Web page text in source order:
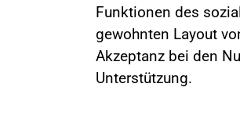
Funktionen des
gewohnten Layout
Akzeptanz bei den
Unterstützung.